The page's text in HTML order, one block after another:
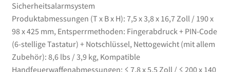
Sicherheitsalarmsystem
Produktabmessungen (T x B x H): 7,5 x 3,8 x 16,7 Zoll / 190 x
98 x 425 mm, Entsperrmethoden: Fingerabdruck + PIN-Code
(6-stellige Tastatur) + Notschlüssel, Nettogewicht (mit allem
Zubehör): 8,6 lbs / 3,9 kg, Kompatible
Handfeuerwaffenabmessungen: ≤ 7,8 x 5,5 Zoll / ≤ 200 x 140